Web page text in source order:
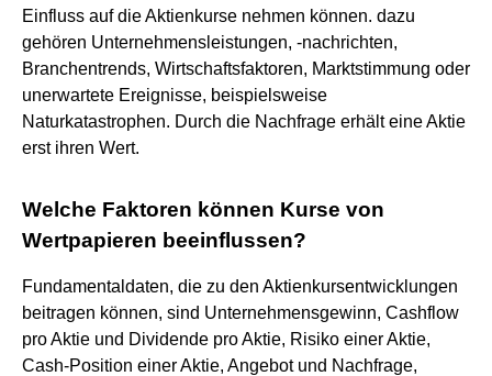
Einfluss auf die Aktienkurse nehmen können. dazu
gehören Unternehmensleistungen, -nachrichten,
Branchentrends, Wirtschaftsfaktoren, Marktstimmung oder
unerwartete Ereignisse, beispielsweise
Naturkatastrophen. Durch die Nachfrage erhält eine Aktie
erst ihren Wert.
Welche Faktoren können Kurse von
Wertpapieren beeinflussen?
Fundamentaldaten, die zu den Aktienkursentwicklungen
beitragen können, sind Unternehmensgewinn, Cashflow
pro Aktie und Dividende pro Aktie, Risiko einer Aktie,
Cash-Position einer Aktie, Angebot und Nachfrage,